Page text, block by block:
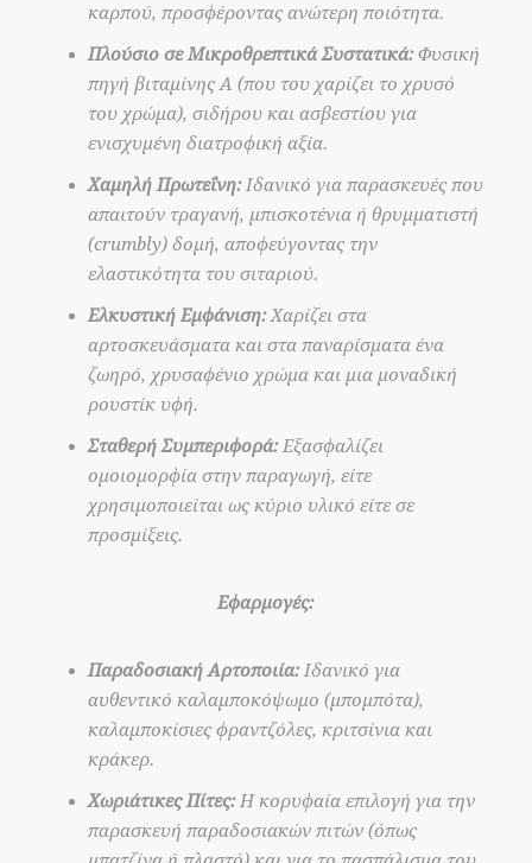
καρπού, προσφέροντας ανώτερη ποιότητα.
Πλούσιο σε Μικροθρεπτικά Συστατικά:Φυσική
πηγή βιταμίνης Α (που του χαρίζει το χρυσό
του χρώμα), σιδήρου και ασβεστίου για
ενισχυμένη διατροφική αξία.
Χαμηλή Πρωτεΐνη:Ιδανικό για παρασκευές που
απαιτούν τραγανή, μπισκοτένια ή θρυμματιστή
(crumbly) δομή, αποφεύγοντας την
ελαστικότητα του σιταριού.
Ελκυστική Εμφάνιση:Χαρίζει στα
αρτοσκευάσματα και στα παναρίσματα ένα
ζωηρό, χρυσαφένιο χρώμα και μια μοναδική
ρουστίκ υφή.
Σταθερή Συμπεριφορά:Εξασφαλίζει
ομοιομορφία στην παραγωγή, είτε
χρησιμοποιείται ως κύριο υλικό είτε σε
προσμίξεις.
Εφαρμογές:
Παραδοσιακή Αρτοποιία:Ιδανικό για
αυθεντικό καλαμποκόψωμο (μπομπότα),
καλαμποκίσιες φραντζόλες, κριτσίνια και
κράκερ.
Χωριάτικες Πίτες:Η κορυφαία επιλογή για την
παρασκευή παραδοσιακών πιτών (όπως